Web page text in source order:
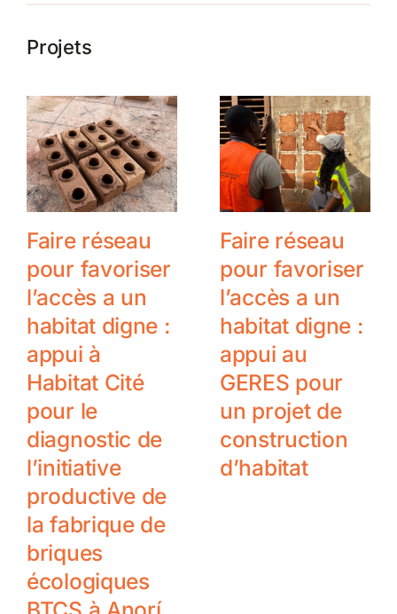
Projets
Faire réseau
pour favoriser
l’accès a un
habitat digne :
appui à
Habitat Cité
pour le
diagnostic de
l’initiative
productive de
la fabrique de
briques
écologiques
Faire réseau
pour favoriser
l’accès a un
habitat digne :
appui au
GERES pour
un projet de
construction
d’habitat